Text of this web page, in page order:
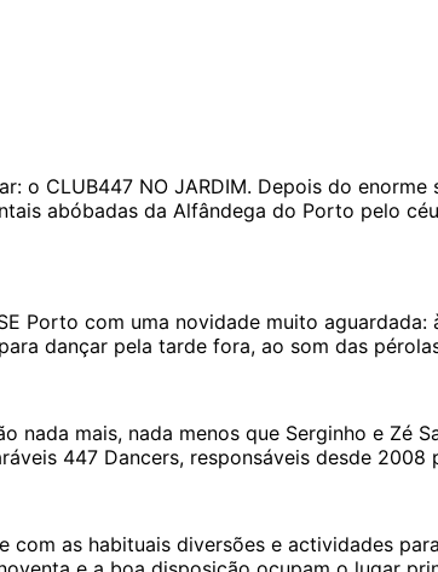
o CLUB447 NO JARDIM. Depois do
abóbadas da Alfândega do Porto pelo
Porto com uma novidade muito aguardada:
dançar pela tarde fora, ao som das
mais, nada menos que Serginho e Zé
447 Dancers, responsáveis desde
as habituais diversões e actividades